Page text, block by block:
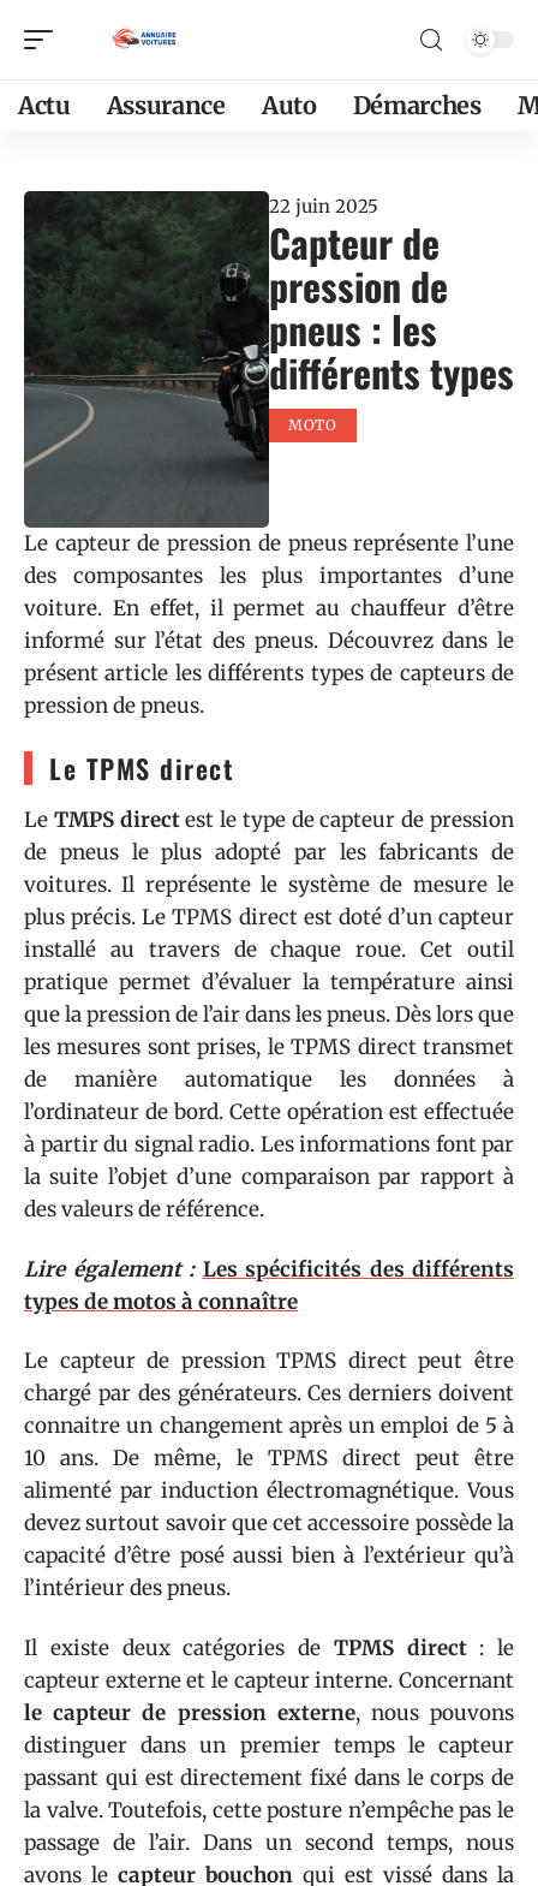
Actu Assurance Auto Démarches
22 juin 2025
Capteur de
pression de
pneus : les
différents types
MOTO
Le capteur de pression de pneus représente l’une
des composantes les plus importantes d’une
voiture. En effet, il permet au chauffeur d’être
informé sur l’état des pneus. Découvrez dans le
présent article les différents types de capteurs de
pression de pneus.
Le TPMS direct
Le TMPS directest le type de capteur de pression
de pneus le plus adopté par les fabricants de
voitures. Il représente le système de mesure le
plus précis. Le TPMS direct est doté d’un capteur
installé au travers de chaque roue. Cet outil
pratique permet d’évaluer la température ainsi
que la pression de l’air dans les pneus. Dès lors que
les mesures sont prises, le TPMS direct transmet
de manière automatique les données à
l’ordinateur de bord. Cette opération est effectuée
à partir du signal radio. Les informations font par
la suite l’objet d’une comparaison par rapport à
des valeurs de référence.
Lire également : Les spécificités des différents
types de motos à connaître
Le capteur de pression TPMS direct peut être
chargé par des générateurs. Ces derniers doivent
connaitre un changement après un emploi de 5 à
10 ans. De même, le TPMS direct peut être
alimenté par induction électromagnétique. Vous
devez surtout savoir que cet accessoire possède la
capacité d’être posé aussi bien à l’extérieur qu’à
l’intérieur des pneus.
Il existe deux catégories de TPMS direct : le
capteur externe et le capteur interne. Concernant
le capteur de pression externe, nous pouvons
distinguer dans un premier temps le capteur
passant qui est directement fixé dans le corps de
la valve. Toutefois, cette posture n’empêche pas le
passage de l’air. Dans un second temps, nous
avons le capteur bouchon qui est vissé dans la